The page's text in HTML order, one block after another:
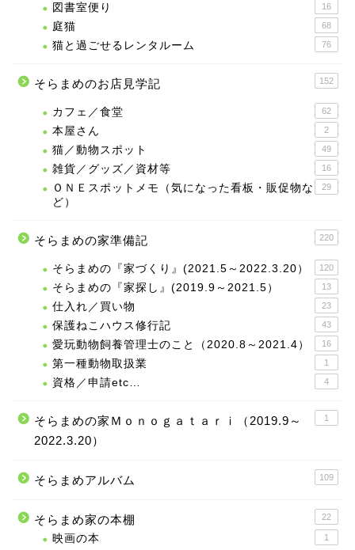
図書室便り 16
庭猫 68
猫と過ごせるレンタルーム 76
そらまめのお店見学記 152
カフェ／食堂 62
本屋さん 2
猫／動物スポット 49
雑貨／グッズ／資材等 16
ＯＮＥスポットメモ（気になった看板・販促物な
ど）
29
そらまめの家準備記 220
そらまめの『家づくり』(2021.5～2022.3.20） 120
そらまめの『家探し』(2019.9～2021.5） 13
仕入れ／買い物 23
保護ねこハウス修行記 43
愛玩動物飼養管理士のこと（2020.8～2021.4） 16
第一種動物取扱業 1
資格／申請etc… 4
そらまめの家Ｍｏｎｏｇａｔａｒｉ（2019.9～
2022.3.20）
1
そらまめアルバム 109
そらまめ家の本棚 22
映画の本 1